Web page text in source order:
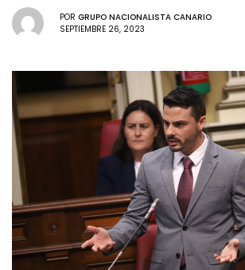
POR GRUPO NACIONALISTA CANARIO
SEPTIEMBRE 26, 2023